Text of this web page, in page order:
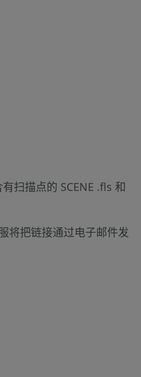
扫描点的 SCENE .fls 和
将把链接通过电子邮件发